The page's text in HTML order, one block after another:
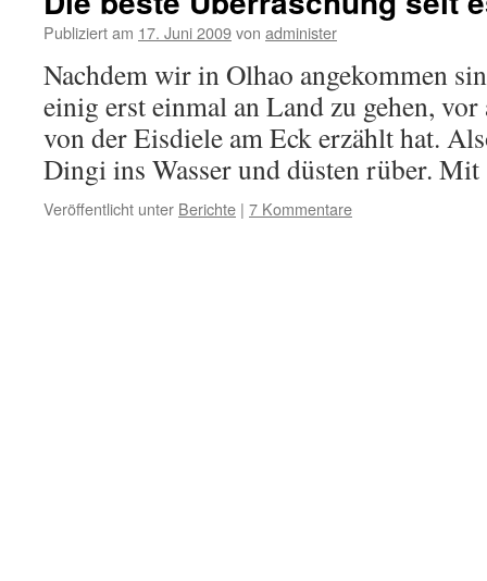
Publiziert am 17. Juni 2009von administer
Nachdem wir in Olhao angekommen
einig erst einmal an Land zu gehen,
von der Eisdiele am Eck erzählt hat.
Dingi ins Wasser und düsten rüber.
Veröffentlicht unter Berichte | 7 Kommentare